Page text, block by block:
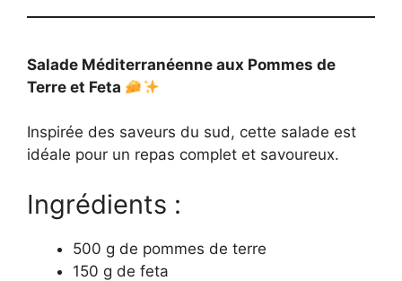
Salade Méditerranéenne aux Pommes de
Terre et Feta
Inspirée des saveurs du sud, cette salade est
idéale pour un repas complet et savoureux.
Ingrédients :
500 g de pommes de terre
150 g de feta